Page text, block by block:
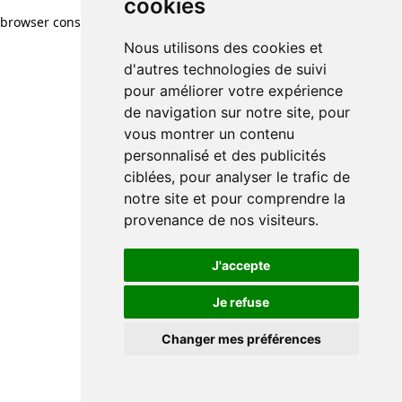
cookies
Nous utilisons des cookies et
d'autres technologies de suivi
pour améliorer votre expérience
de navigation sur notre site, pour
vous montrer un contenu
personnalisé et des publicités
ciblées, pour analyser le trafic de
notre site et pour comprendre la
provenance de nos visiteurs.
J'accepte
Je refuse
Changer mes préférences
cookies
Nous utilisons des cookies et
d'autres technologies de suivi
pour améliorer votre expérience
de navigation sur notre site, pour
vous montrer un contenu
personnalisé et des publicités
ciblées, pour analyser le trafic de
notre site et pour comprendre la
provenance de nos visiteurs.
J'accepte
Je refuse
Changer mes préférences
browser console for more information)